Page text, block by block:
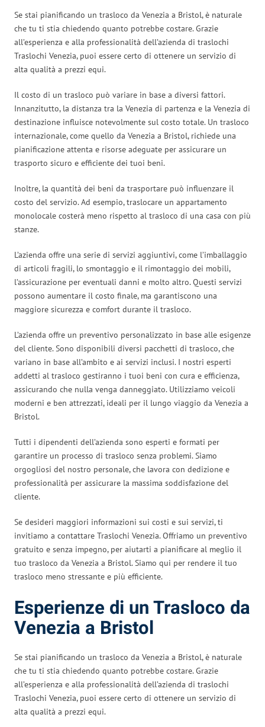
Se stai pianificando un trasloco da Venezia a Bristol, è naturale
che tu ti stia chiedendo quanto potrebbe costare. Grazie
all’esperienza e alla professionalità dell’azienda di traslochi
Traslochi Venezia, puoi essere certo di ottenere un servizio di
alta qualità a prezzi equi.
Il costo di un trasloco può variare in base a diversi fattori.
Innanzitutto, la distanza tra la Venezia di partenza e la Venezia di
destinazione influisce notevolmente sul costo totale. Un trasloco
internazionale, come quello da Venezia a Bristol, richiede una
pianificazione attenta e risorse adeguate per assicurare un
trasporto sicuro e efficiente dei tuoi beni.
Inoltre, la quantità dei beni da trasportare può influenzare il
costo del servizio. Ad esempio, traslocare un appartamento
monolocale costerà meno rispetto al trasloco di una casa con più
stanze.
L’azienda offre una serie di servizi aggiuntivi, come l’imballaggio
di articoli fragili, lo smontaggio e il rimontaggio dei mobili,
l’assicurazione per eventuali danni e molto altro. Questi servizi
possono aumentare il costo finale, ma garantiscono una
maggiore sicurezza e comfort durante il trasloco.
L’azienda offre un preventivo personalizzato in base alle esigenze
del cliente. Sono disponibili diversi pacchetti di trasloco, che
variano in base all’ambito e ai servizi inclusi. I nostri esperti
addetti al trasloco gestiranno i tuoi beni con cura e efficienza,
assicurando che nulla venga danneggiato. Utilizziamo veicoli
moderni e ben attrezzati, ideali per il lungo viaggio da Venezia a
Bristol.
Tutti i dipendenti dell’azienda sono esperti e formati per
garantire un processo di trasloco senza problemi. Siamo
orgogliosi del nostro personale, che lavora con dedizione e
professionalità per assicurare la massima soddisfazione del
cliente.
Se desideri maggiori informazioni sui costi e sui servizi, ti
invitiamo a contattare Traslochi Venezia. Offriamo un preventivo
gratuito e senza impegno, per aiutarti a pianificare al meglio il
tuo trasloco da Venezia a Bristol. Siamo qui per rendere il tuo
trasloco meno stressante e più efficiente.
Esperienze di un Trasloco da
Venezia a Bristol
Se stai pianificando un trasloco da Venezia a Bristol, è naturale
che tu ti stia chiedendo quanto potrebbe costare. Grazie
all’esperienza e alla professionalità dell’azienda di traslochi
Traslochi Venezia, puoi essere certo di ottenere un servizio di
alta qualità a prezzi equi.